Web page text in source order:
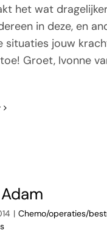
het wat
in deze, en
situaties jouw
Groet, Ivonne
| Chemo/operaties/